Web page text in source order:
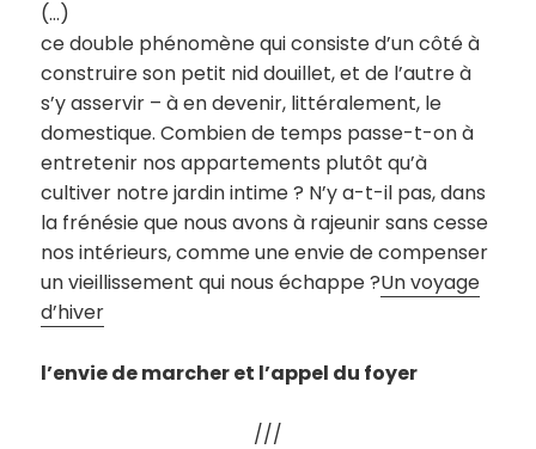
(…)
ce double phénomène qui consiste d’un côté à
construire son petit nid douillet, et de l’autre à
s’y asservir – à en devenir, littéralement, le
domestique. Combien de temps passe-t-on à
entretenir nos appartements plutôt qu’à
cultiver notre jardin intime ? N’y a-t-il pas, dans
la frénésie que nous avons à rajeunir sans cesse
nos intérieurs, comme une envie de compenser
un vieillissement qui nous échappe ?Un voyage
d’hiver
l’envie de marcher et l’appel du foyer
///